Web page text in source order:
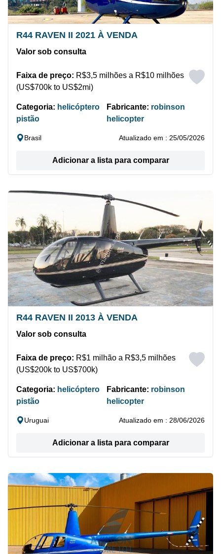
R44 RAVEN II 2021 À VENDA
Valor sob consulta
Faixa de preço: R$3,5 milhões a R$10 milhões
(US$700k to US$2mi)
Categoria: helicóptero
pistão
Fabricante: robinson
helicopter
Brasil Atualizado em : 25/05/2026
Adicionar a lista para comparar
R44 RAVEN II 2013 À VENDA
Valor sob consulta
Faixa de preço: R$1 milhão a R$3,5 milhões
(US$200k to US$700k)
Categoria: helicóptero
pistão
Fabricante: robinson
helicopter
Uruguai Atualizado em : 28/06/2026
Adicionar a lista para comparar